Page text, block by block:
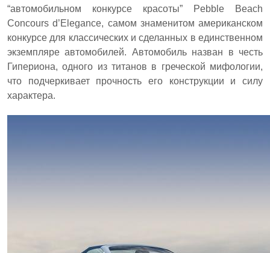
“автомобильном конкурсе красоты” Pebble Beach
Concours d’Elegance, самом знаменитом американском
конкурсе для классических и сделанных в единственном
экземпляре автомобилей. Автомобиль назван в честь
Гипериона, одного из титанов в греческой мифологии,
что подчеркивает прочность его конструкции и силу
характера.